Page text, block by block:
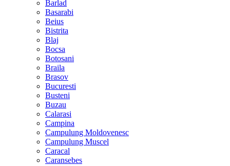
Barlad
Basarabi
Beius
Bistrita
Blaj
Bocsa
Botosani
Braila
Brasov
Bucuresti
Busteni
Buzau
Calarasi
Campina
Campulung Moldovenesc
Campulung Muscel
Caracal
Caransebes